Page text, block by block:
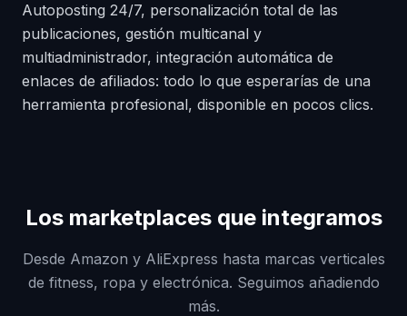
Autoposting 24/7, personalización total de las
publicaciones, gestión multicanal y
multiadministrador, integración automática de
enlaces de afiliados: todo lo que esperarías de una
herramienta profesional, disponible en pocos clics.
Los marketplaces que integramos
Desde Amazon y AliExpress hasta marcas verticales
de fitness, ropa y electrónica. Seguimos añadiendo
más.